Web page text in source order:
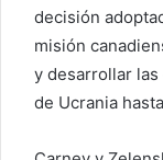
decisión
misión
y desarrollar las
de Ucrania